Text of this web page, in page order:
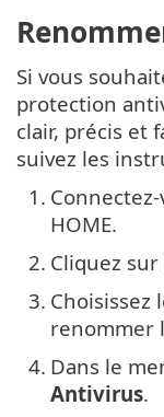
Si vous
protection
clair, précis et
suivez les
1.
HOME.
2. Cliquez sur
3. Choisissez
renommer
4. Dans le
Antivirus.